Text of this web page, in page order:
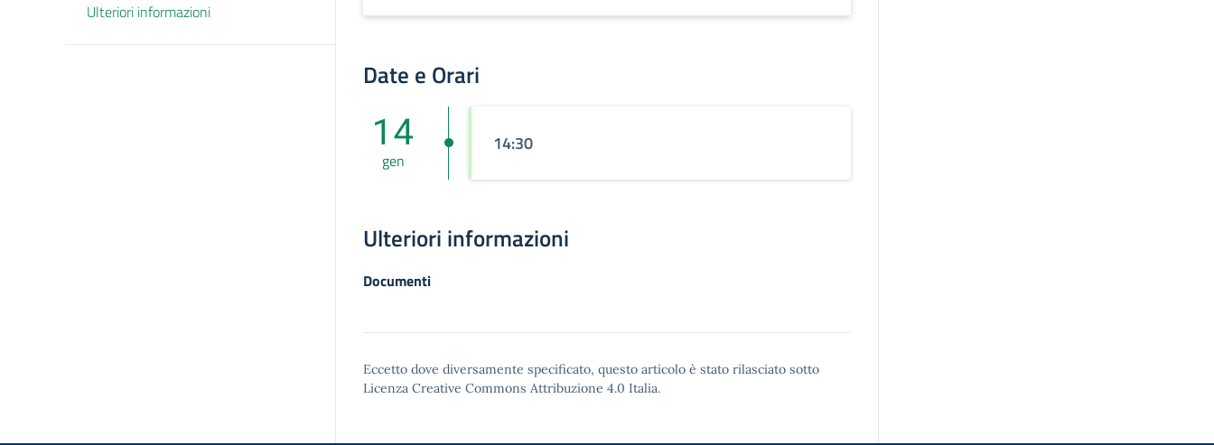
Ulteriori informazioni
Date e Orari
14
gen
14:30
Ulteriori informazioni
Documenti
Eccetto dove diversamente specificato, questo articolo è stato rilasciato sotto
Licenza Creative Commons Attribuzione 4.0 Italia.